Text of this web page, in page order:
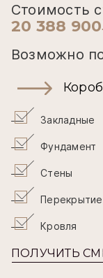
Стоимость
20 388
Возможно
Закладные
Фундамент
Стены
Перекрытие
Кровля
ПОЛУЧИТЬ